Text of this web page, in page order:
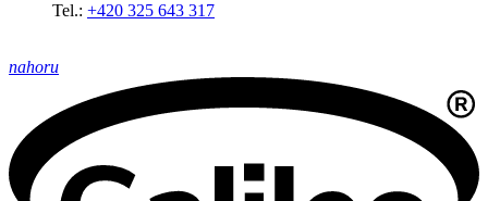
Tel.: +420 325 643 317
nahoru